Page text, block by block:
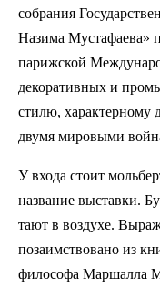
собрания
Назима Мустафаева»
парижской
декоративных и
стилю, характерному
двумя мировыми
У входа стоит
название выставки.
тают в воздухе.
позаимствовано из
философа Маршалла